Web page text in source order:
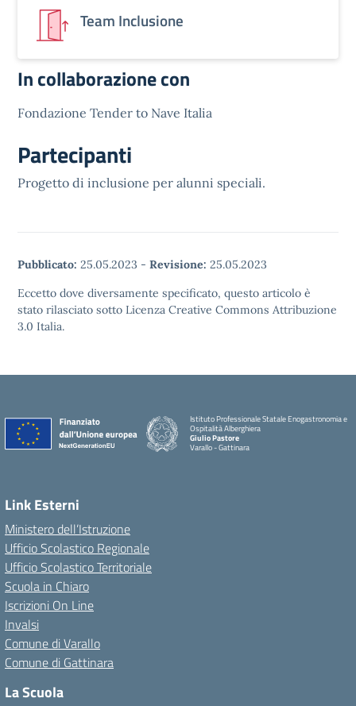
Team Inclusione
In collaborazione con
Fondazione Tender to Nave Italia
Partecipanti
Progetto di inclusione per alunni speciali.
Pubblicato: 25.05.2023 - Revisione: 25.05.2023
Eccetto dove diversamente specificato, questo articolo è
stato rilasciato sotto Licenza Creative Commons Attribuzione
3.0 Italia.
Istituto Professionale Statale Enogastronomia e
Ospitalità Alberghiera
Giulio Pastore
Varallo - Gattinara
Link Esterni
Ministero dell’Istruzione
Ufficio Scolastico Regionale
Ufficio Scolastico Territoriale
Scuola in Chiaro
Iscrizioni On Line
Invalsi
Comune di Varallo
Comune di Gattinara
La Scuola